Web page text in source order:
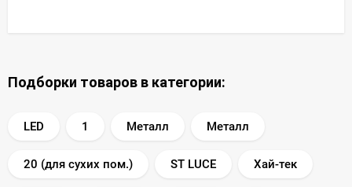
Подборки товаров в категории:
LED 1 Металл Металл
20 (для сухих пом.) ST LUCE Хай-тек